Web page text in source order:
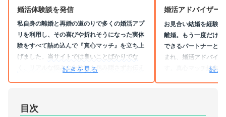
婚活体験談を発信
私自身の離婚と再婚の道のりで多くの婚活アプ
リを利用し、その喜びや折れそうになった実体
験をすべて詰め込んで『真心マッチ』を立ち上
げました。 当サイトでは良いことばかりでな
く、リアルな悩みや失敗談も包み隠さずお伝え
で皆さまに寄り添っています。あなたの選ぶ一
続きを見る
婚活アドバイザー
お見合い結婚を経験
離婚。もう一度だけ
できるパートナーと
まれ、婚活アドバイ
す。真心マッチ編集
続き
目次